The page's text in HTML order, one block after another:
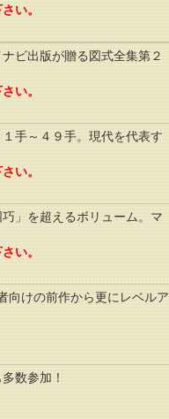
い。
ビ出版が贈る図式全集第２
い。
手～４９手。現代を代表す
い。
」を超えるボリューム。マ
い。
向けの前作から更にレベルア
数参加！